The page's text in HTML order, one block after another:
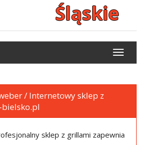
Śląskie
/ Internetowy sklep z
sklep z grillami zapewnia